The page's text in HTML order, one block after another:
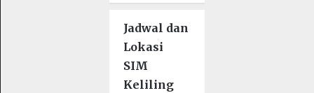
Jadwal dan
Lokasi
SIM
Keliling